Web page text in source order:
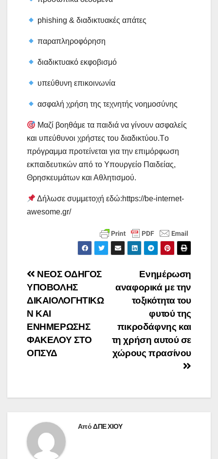
phishing & διαδικτυακές απάτες
παραπληροφόρηση
διαδικτυακό εκφοβισμό
υπεύθυνη επικοινωνία
ασφαλή χρήση της τεχνητής νοημοσύνης
Μαζί βοηθάμε τα παιδιά να γίνουν ασφαλείς
και υπεύθυνοι χρήστες του διαδικτύου.Τo
πρόγραμμα προτείνεται για την επιμόρφωση
εκπαιδευτικών από το Υπουργείο Παιδείας,
Θρησκευμάτων και Αθλητισμού.
Δήλωσε συμμετοχή εδώ:https://be-internet-
awesome.gr/
Πλοήγηση
άρθρων
Ενημέρωση
αναφορικά με την
τοξικότητα του
φυτού της
πικροδάφνης και
τη χρήση αυτού σε
χώρους πρασίνου
NEOΣ ΟΔΗΓΟΣ
ΥΠΟΒΟΛΗΣ
ΔΙΚΑΙΟΛΟΓΗΤΙΚΩ
Ν ΚΑΙ
ΕΝΗΜΕΡΩΣΗΣ
ΦΑΚΕΛΟΥ ΣΤΟ
ΟΠΣΥΔ
ΑπόΔΠΕ ΧΙΟΥ